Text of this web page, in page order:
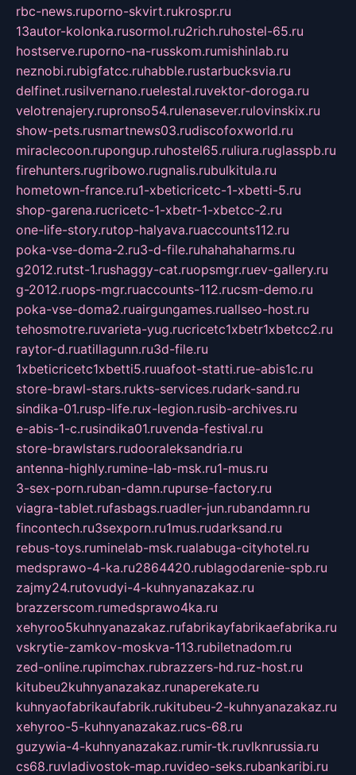
rbc-news.ruporno-skvirt.rukrospr.ru
13autor-kolonka.rusormol.ru2rich.ruhostel-65.ru
hostserve.ruporno-na-russkom.rumishinlab.ru
neznobi.rubigfatcc.ruhabble.rustarbucksvia.ru
delfinet.rusilvernano.ruelestal.ruvektor-doroga.ru
velotrenajery.rupronso54.rulenasever.rulovinskix.ru
show-pets.rusmartnews03.rudiscofoxworld.ru
miraclecoon.rupongup.ruhostel65.ruliura.ruglasspb.ru
firehunters.rugribowo.rugnalis.rubulkitula.ru
hometown-france.ru1-xbeticricetc-1-xbetti-5.ru
shop-garena.rucricetc-1-xbetr-1-xbetcc-2.ru
one-life-story.rutop-halyava.ruaccounts112.ru
poka-vse-doma-2.ru3-d-file.ruhahahaharms.ru
g2012.rutst-1.rushaggy-cat.ruopsmgr.ruev-gallery.ru
g-2012.ruops-mgr.ruaccounts-112.rucsm-demo.ru
poka-vse-doma2.ruairgungames.ruallseo-host.ru
tehosmotre.ruvarieta-yug.rucricetc1xbetr1xbetcc2.ru
raytor-d.ruatillagunn.ru3d-file.ru
1xbeticricetc1xbetti5.ruuafoot-statti.rue-abis1c.ru
store-brawl-stars.rukts-services.rudark-sand.ru
sindika-01.rusp-life.rux-legion.rusib-archives.ru
e-abis-1-c.rusindika01.ruvenda-festival.ru
store-brawlstars.rudooraleksandria.ru
antenna-highly.rumine-lab-msk.ru1-mus.ru
3-sex-porn.ruban-damn.rupurse-factory.ru
viagra-tablet.rufasbags.ruadler-jun.rubandamn.ru
fincontech.ru3sexporn.ru1mus.rudarksand.ru
rebus-toys.ruminelab-msk.rualabuga-cityhotel.ru
medsprawo-4-ka.ru2864420.rublagodarenie-spb.ru
zajmy24.rutovudyi-4-kuhnyanazakaz.ru
brazzerscom.rumedsprawo4ka.ru
xehyroo5kuhnyanazakaz.rufabrikayfabrikaefabrika.ru
vskrytie-zamkov-moskva-113.rubiletnadom.ru
zed-online.rupimchax.rubrazzers-hd.ruz-host.ru
kitubeu2kuhnyanazakaz.runaperekate.ru
kuhnyaofabrikaufabrik.rukitubeu-2-kuhnyanazakaz.ru
xehyroo-5-kuhnyanazakaz.rucs-68.ru
guzywia-4-kuhnyanazakaz.rumir-tk.ruvlknrussia.ru
cs68.ruvladivostok-map.ruvideo-seks.rubankaribi.ru